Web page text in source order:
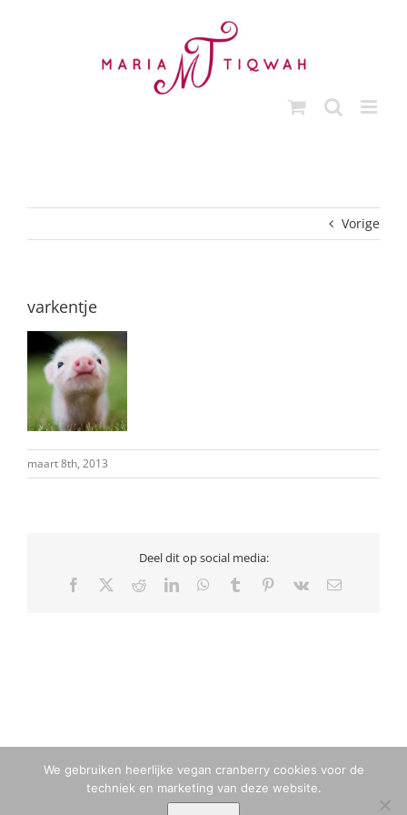
Vorige
varkentje
maart 8th, 2013
Deel dit op social media:
Facebook RedditLinkedInWhatsApp
Tumblr Pinterest
Vk
E-
We gebruiken heerlijke vegan cranberry cookies voor de
techniek en marketing van deze website.